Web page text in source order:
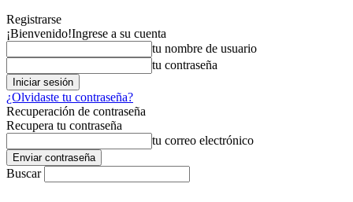
Registrarse
¡Bienvenido!Ingrese a su cuenta
tu nombre de usuario
tu contraseña
¿Olvidaste tu contraseña?
Recuperación de contraseña
Recupera tu contraseña
tu correo electrónico
Buscar